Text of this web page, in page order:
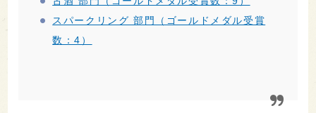
スパークリング 部門（ゴールドメダル受賞
数：4）